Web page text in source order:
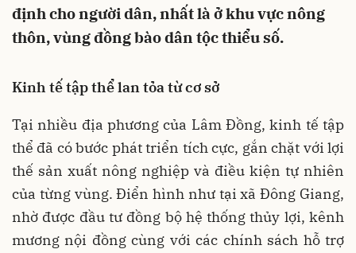
định cho người dân, nhất là ở khu vực nông
thôn, vùng đồng bào dân tộc thiểu số.
Kinh tế tập thể lan tỏa từ cơ sở
Tại nhiều địa phương của Lâm Đồng, kinh tế tập
thể đã có bước phát triển tích cực, gắn chặt với lợi
thế sản xuất nông nghiệp và điều kiện tự nhiên
của từng vùng. Điển hình như tại xã Đông Giang,
nhờ được đầu tư đồng bộ hệ thống thủy lợi, kênh
mương nội đồng cùng với các chính sách hỗ trợ